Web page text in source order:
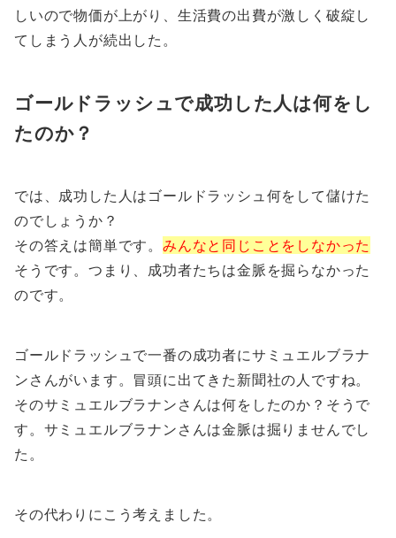
しいので物価が上がり、生活費の出費が激しく破綻し
てしまう人が続出した。
ゴールドラッシュで成功した人は何をし
たのか？
では、成功した人はゴールドラッシュ何をして儲けた
のでしょうか？
その答えは簡単です。 みんなと同じことをしなかった
そうです。つまり、成功者たちは金脈を掘らなかった
のです。
ゴールドラッシュで一番の成功者にサミュエルブラナ
ンさんがいます。冒頭に出てきた新聞社の人ですね。
そのサミュエルブラナンさんは何をしたのか？そうで
す。サミュエルブラナンさんは金脈は掘りませんでし
た。
その代わりにこう考えました。